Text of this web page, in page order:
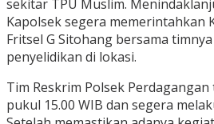
sekitar TPU Muslim.
Kapolsek segera memerintahkan
Fritsel G Sitohang bersama
penyelidikan di lokasi.
Tim Reskrim Polsek
pukul 15.00 WIB dan segera